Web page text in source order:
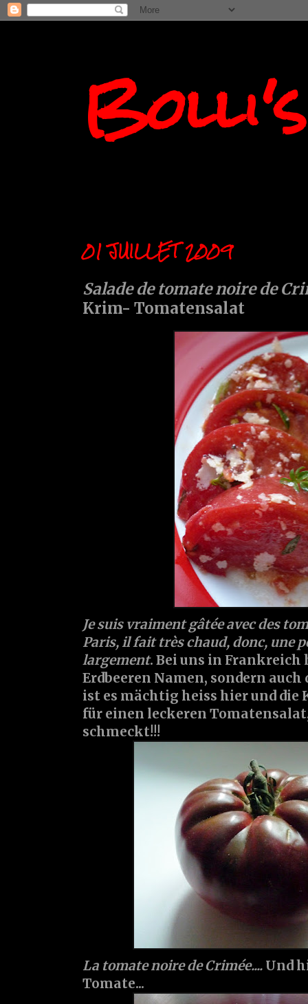
01 JUILLET 2009
Salade de tomate noire de
Krim- Tomatensalat
Je suis vraiment gâtée avec des
Paris, il fait très chaud, donc, une
largement. Bei uns in
Erdbeeren Namen, sondern
ist es mächtig heiss hier und die
für einen leckeren
schmeckt!!!
La tomate noire de Crimée.... Und
Tomate...